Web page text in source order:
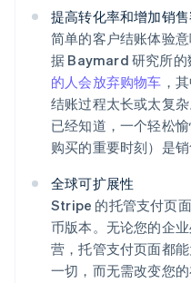
提高转化率和增加销
简单的客户结账体验
据 Baymard 研究所的
的人会放弃购物车 ，
结账过程太长或太复
已经知道，一个轻松
购买的重要时刻）是销
全球可扩展性
Stripe 的托管支付页
币版本。无论您的企
营，托管支付页面都
一切，而无需改变您的